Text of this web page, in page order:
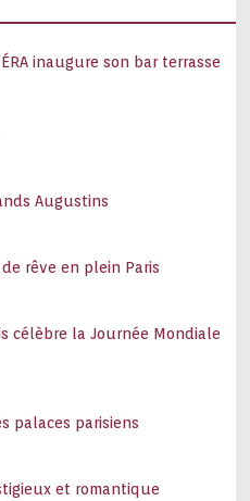
inaugure son bar terrasse
Augustins
de rêve en plein Paris
célèbre la Journée Mondiale
palaces parisiens
et romantique